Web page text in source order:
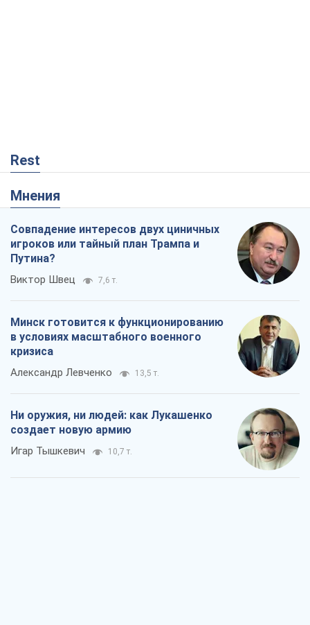
Rest
Мнения
Совпадение интересов двух циничных
игроков или тайный план Трампа и
Путина?
Виктор Швец 7,6 т.
Минск готовится к функционированию
в условиях масштабного военного
кризиса
Александр Левченко 13,5 т.
Ни оружия, ни людей: как Лукашенко
создает новую армию
Игар Тышкевич 10,7 т.